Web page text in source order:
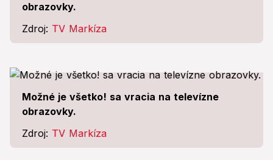
obrazovky.
Zdroj: TV Markíza
Možné je všetko! sa vracia na televízne
obrazovky.
Zdroj: TV Markíza